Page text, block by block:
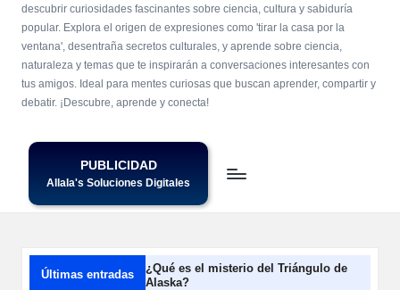
descubrir curiosidades fascinantes sobre ciencia, cultura y sabiduría
popular. Explora el origen de expresiones como 'tirar la casa por la
ventana', desentraña secretos culturales, y aprende sobre ciencia,
naturaleza y temas que te inspirarán a conversaciones interesantes con
tus amigos. Ideal para mentes curiosas que buscan aprender, compartir y
debatir. ¡Descubre, aprende y conecta!
PUBLICIDAD
Allala's Soluciones Digitales
Últimas entradas
¿Qué es el misterio del Triángulo de
Alaska?